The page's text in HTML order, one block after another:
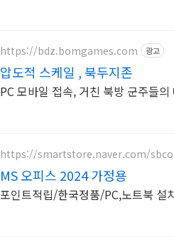
https://bdz.bomgames.com 광고
압도적 스케일 , 북두지존
PC 모바일 접속, 거친 북방 군주들
https://smartstore.naver.com/
MS 오피스 2024 가정용
포인트적립/한국정품/PC,노트북 설